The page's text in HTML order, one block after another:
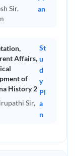
Sir,
an
Affairs,
of
History 2
Sir,
St
u
d
y
Pl
a
n